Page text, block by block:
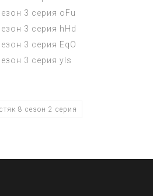
3 серия oFu
3 серия hHd
3 серия EqO
3 серия yls
8 сезон 2 серия